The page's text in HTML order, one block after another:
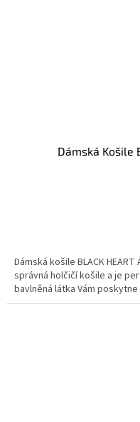
Dámská Košile
Dámská košile BLACK
správná holčičí košile a je
bavlněná látka Vám poskytne